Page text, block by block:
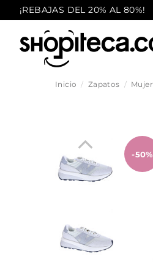
¡REBAJAS DEL 20% AL 80%!
Inicio Zapatos Mujer
-50%